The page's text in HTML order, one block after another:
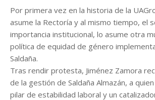
Por primera vez en la historia de la
asume la Rectoría y al mismo tiempo, el
importancia institucional, lo asume otra
política de equidad de género
Saldaña.
Tras rendir protesta, Jiménez Zamora
de la gestión de Saldaña Almazán, a
pilar de estabilidad laboral y un